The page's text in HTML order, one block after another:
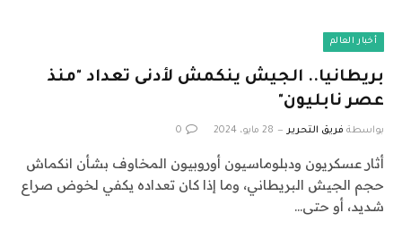
أخبار العالم
بريطانيا.. الجيش ينكمش لأدنى تعداد "منذ
عصر نابليون"
بواسطة فريق التحرير 28 مايو، 2024 0
أثار عسكريون ودبلوماسيون أوروبيون المخاوف بشأن انكماش
حجم الجيش البريطاني، وما إذا كان تعداده يكفي لخوض صراع
شديد، أو حتى…